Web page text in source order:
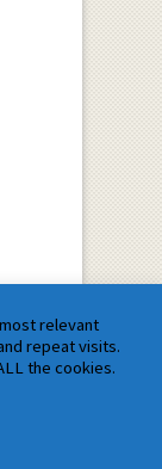
relevant
repeat visits.
the cookies.